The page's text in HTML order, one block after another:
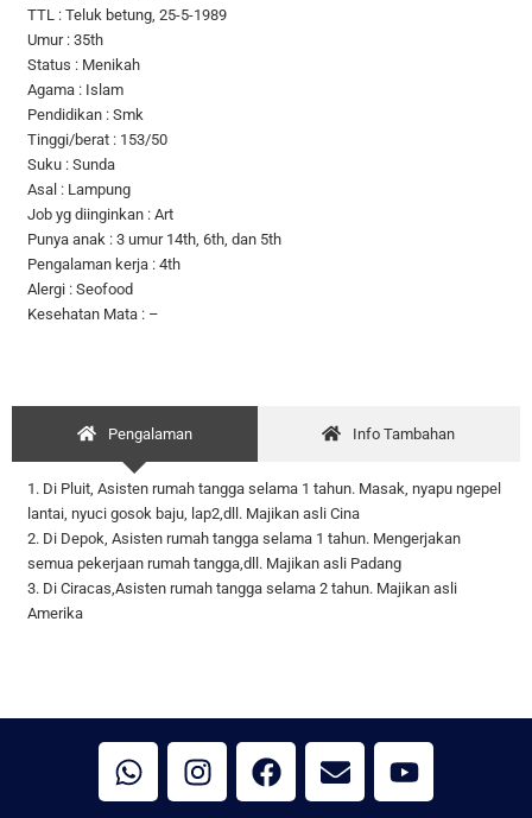
TTL : Teluk betung, 25-5-1989
Umur : 35th
Status : Menikah
Agama : Islam
Pendidikan : Smk
Tinggi/berat : 153/50
Suku : Sunda
Asal : Lampung
Job yg diinginkan : Art
Punya anak : 3 umur 14th, 6th, dan 5th
Pengalaman kerja : 4th
Alergi : Seofood
Kesehatan Mata : –
Pengalaman Info Tambahan
1. Di Pluit, Asisten rumah tangga selama 1 tahun. Masak, nyapu ngepel
lantai, nyuci gosok baju, lap2,dll. Majikan asli Cina
2. Di Depok, Asisten rumah tangga selama 1 tahun. Mengerjakan
semua pekerjaan rumah tangga,dll. Majikan asli Padang
3. Di Ciracas,Asisten rumah tangga selama 2 tahun. Majikan asli
Amerika
h
a
n
s
a
c
n
v
o
u